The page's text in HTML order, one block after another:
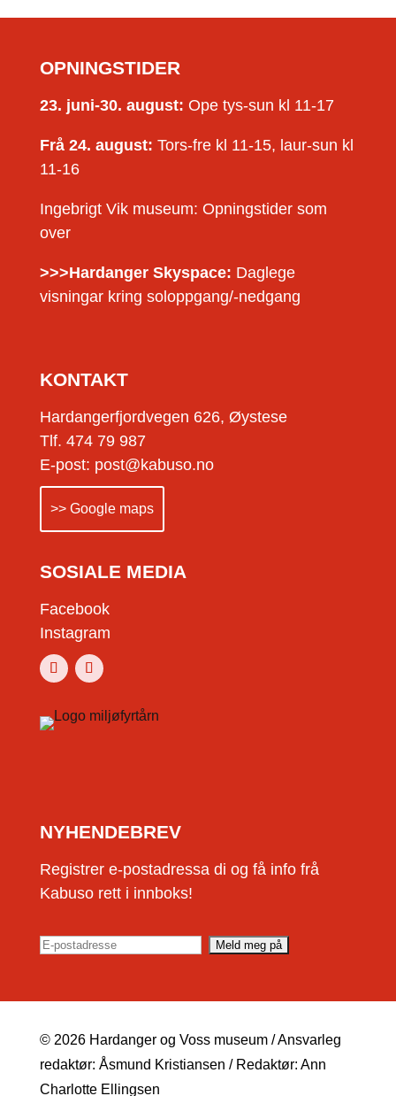
OPNINGSTIDER
23. juni-30. august: Ope tys-sun kl 11-17
Frå 24. august: Tors-fre kl 11-15, laur-sun kl
11-16
Ingebrigt Vik museum: Opningstider som
over
>>>Hardanger Skyspace: Daglege
visningar kring soloppgang/-nedgang
KONTAKT
Hardangerfjordvegen 626, Øystese
Tlf. 474 79 987
E-post: post@kabuso.no
>> Google maps
SOSIALE MEDIA
Facebook
Instagram
NYHENDEBREV
Registrer e-postadressa di og få info frå
Kabuso rett i innboks!
© 2026 Hardanger og Voss museum / Ansvarleg
redaktør: Åsmund Kristiansen / Redaktør: Ann
Charlotte Ellingsen